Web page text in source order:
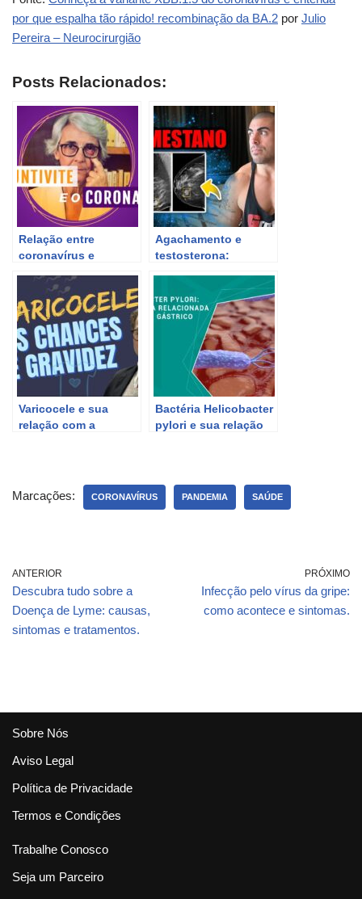
por que espalha tão rápido! recombinação da BA.2 por Julio
Pereira – Neurocirurgião
Posts Relacionados:
Relação entre
coronavírus e
sabe até agora
Agachamento e
testosterona:
relação e seus
beneficos
Varicocele e sua
relação com a
Bactéria Helicobacter
pylori e sua relação
Marcações: CORONAVÍRUS PANDEMIA SAÚDE
ANTERIOR
Descubra tudo sobre a
Doença de Lyme: causas,
sintomas e tratamentos.
PRÓXIMO
Infecção pelo vírus da gripe:
como acontece e sintomas.
Sobre Nós
Aviso Legal
Política de Privacidade
Termos e Condições
Trabalhe Conosco
Seja um Parceiro